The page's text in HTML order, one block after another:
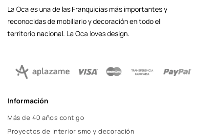
La Oca es una de las Franquicias más importantes y
reconocidas de mobiliario y decoración en todo el
territorio nacional. La Oca loves design.
Información
Más de 40 años contigo
Proyectos de interiorismo y decoración